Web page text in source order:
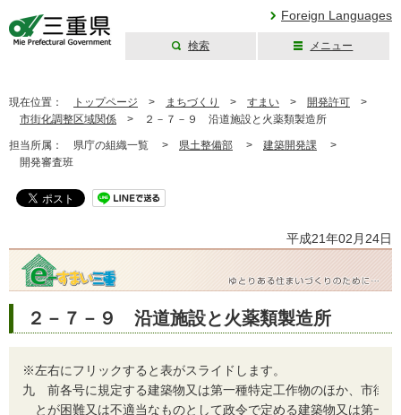
Foreign Languages
検索 メニュー
現在位置： トップページ > まちづくり > すまい > 開発許可 >
市街化調整区域関係 > ２－７－９ 沿道施設と火薬類製造所
担当所属： 県庁の組織一覧 > 県土整備部 > 建築開発課 >
開発審査班
平成21年02月24日
２－７－９ 沿道施設と火薬類製造所
※左右にフリックすると表がスライドします。
九 前各号に規定する建築物又は第一種特定工作物のほか、市街
とが困難又は不適当なものとして政令で定める建築物又は第一